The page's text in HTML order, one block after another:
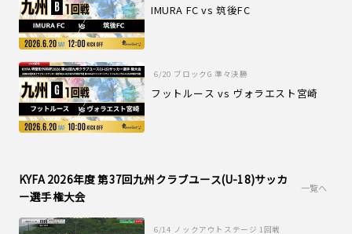
IMURA FC vs 筑後FC
6/20 ブロックG 準々決勝
フットルース vs ヴォラエスト宮崎
KYFA 2026年度 第37回九州クラブユース(U-18)サッカ
ー選手権大会
一覧へ
6/14 ノックアウトステージ 1回戦